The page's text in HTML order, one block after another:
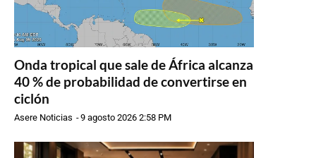
Onda tropical que sale de África alcanza
40 % de probabilidad de convertirse en
ciclón
Asere Noticias -9 agosto 2026 2:58 PM